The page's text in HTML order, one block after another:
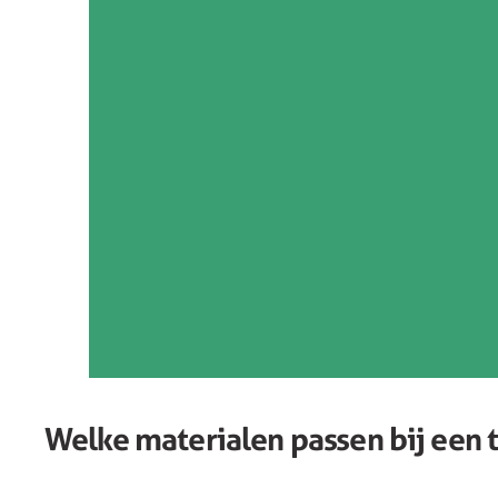
Welke materialen passen bij een